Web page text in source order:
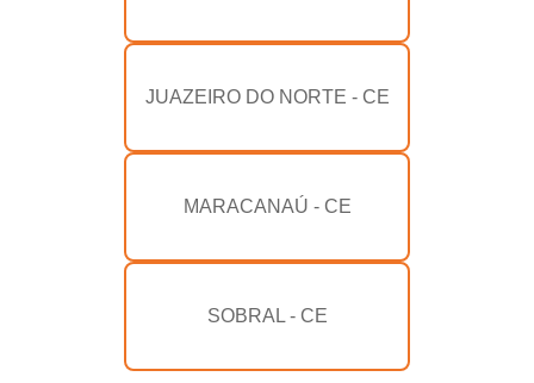
JUAZEIRO DO NORTE - CE
MARACANAÚ - CE
SOBRAL - CE